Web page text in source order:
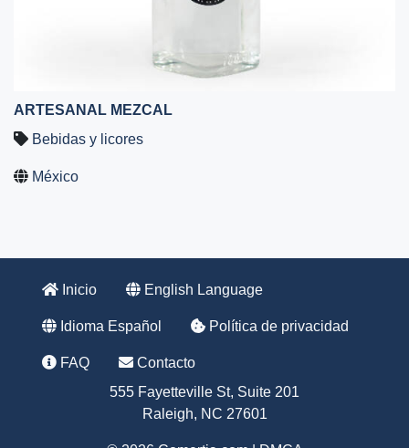
ARTESANAL MEZCAL
Bebidas y licores
México
Inicio English Language
Idioma Español Política de privacidad
FAQ
Contacto
555 Fayetteville St, Suite 201
Raleigh, NC 27601